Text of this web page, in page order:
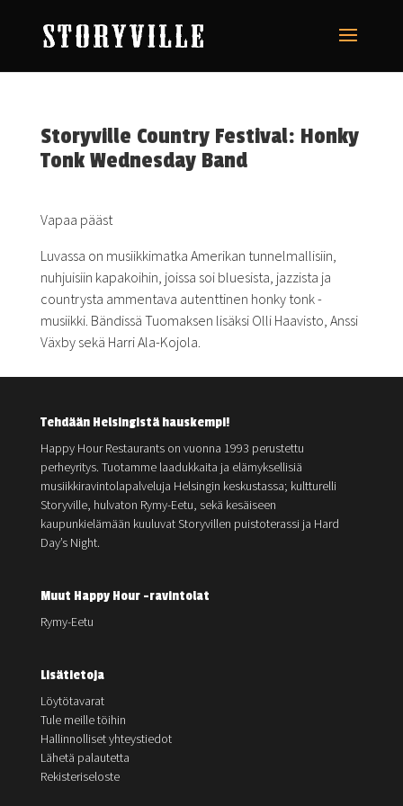
Storyville Country Festival: Honky
Tonk Wednesday Band
Vapaa pääst
Luvassa on musiikkimatka Amerikan tunnelmallisiin,
nuhjuisiin kapakoihin, joissa soi bluesista, jazzista ja
countrysta ammentava autenttinen honky tonk -
musiikki. Bändissä Tuomaksen lisäksi Olli Haavisto, Anssi
Växby sekä Harri Ala-Kojola.
Tehdään Helsingistä hauskempi!
Happy Hour Restaurants on vuonna 1993 perustettu
perheyritys. Tuotamme laadukkaita ja elämyksellisiä
musiikkiravintolapalveluja Helsingin keskustassa; kultturelli
Storyville, hulvaton Rymy-Eetu, sekä kesäiseen
kaupunkielämään kuuluvat Storyvillen puistoterassi ja Hard
Day’s Night.
Muut Happy Hour -ravintolat
Rymy-Eetu
Lisätietoja
Löytötavarat
Tule meille töihin
Hallinnolliset yhteystiedot
Lähetä palautetta
Rekisteriseloste